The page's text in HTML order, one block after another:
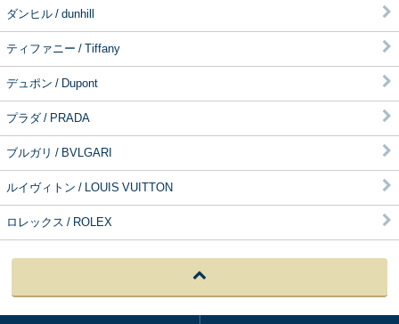
ダンヒル / dunhill
ティファニー / Tiffany
デュポン / Dupont
プラダ / PRADA
ブルガリ / BVLGARI
ルイヴィトン / LOUIS VUITTON
ロレックス / ROLEX